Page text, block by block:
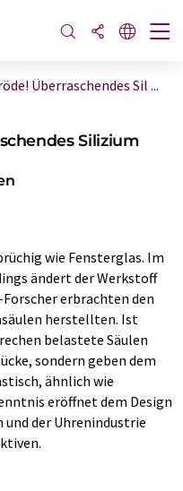
Überraschendes Sil ...
Silizium
wie Fensterglas. Im
ändert der Werkstoff
erbrachten den
herstellten. Ist
belastete Säulen
sondern geben dem
ähnlich wie
eröffnet dem Design
der Uhrenindustrie